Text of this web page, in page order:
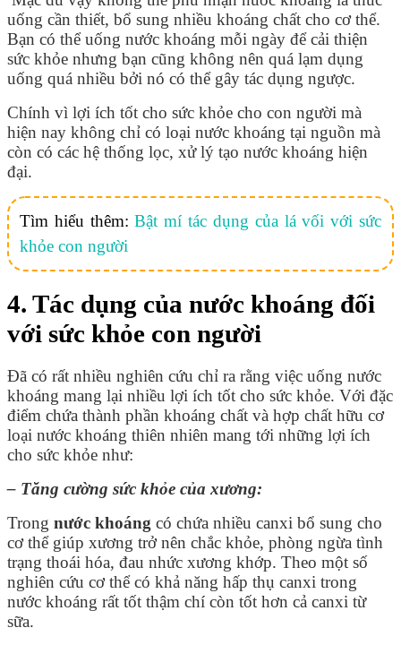
uống cần thiết, bổ sung nhiều khoáng chất cho cơ thể.
Bạn có thể uống nước khoáng mỗi ngày để cải thiện
sức khỏe nhưng bạn cũng không nên quá lạm dụng
uống quá nhiều bởi nó có thể gây tác dụng ngược.
Chính vì lợi ích tốt cho sức khỏe cho con người mà
hiện nay không chỉ có loại nước khoáng tại nguồn mà
còn có các hệ thống lọc, xử lý tạo nước khoáng hiện
đại.
Tìm hiểu thêm:Bật mí tác dụng của lá vối với sức
khỏe con người
4. Tác dụng của nước khoáng đối
với sức khỏe con người
Đã có rất nhiều nghiên cứu chỉ ra rằng việc uống nước
khoáng mang lại nhiều lợi ích tốt cho sức khỏe. Với đặc
điểm chứa thành phần khoáng chất và hợp chất hữu cơ
loại nước khoáng thiên nhiên mang tới những lợi ích
cho sức khỏe như:
– Tăng cường sức khỏe của xương:
Trong nước khoáng có chứa nhiều canxi bổ sung cho
cơ thể giúp xương trở nên chắc khỏe, phòng ngừa tình
trạng thoái hóa, đau nhức xương khớp. Theo một số
nghiên cứu cơ thể có khả năng hấp thụ canxi trong
nước khoáng rất tốt thậm chí còn tốt hơn cả canxi từ
sữa.